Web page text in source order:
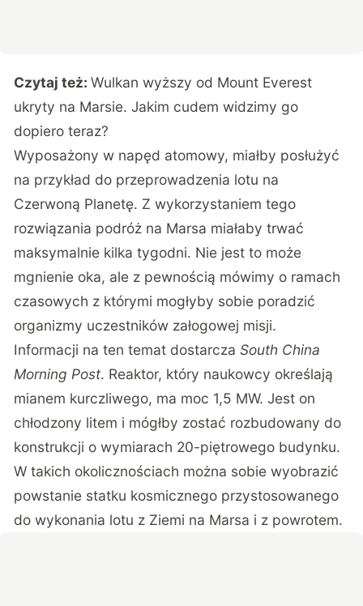
Czytaj też:Wulkan wyższy od Mount Everest
ukryty na Marsie. Jakim cudem widzimy go
dopiero teraz?
Wyposażony w napęd atomowy, miałby posłużyć
na przykład do przeprowadzenia lotu na
Czerwoną Planetę. Z wykorzystaniem tego
rozwiązania podróż na Marsa miałaby trwać
maksymalnie kilka tygodni. Nie jest to może
mgnienie oka, ale z pewnością mówimy o ramach
czasowych z którymi mogłyby sobie poradzić
organizmy uczestników załogowej misji.
Informacji na ten temat dostarcza South China
Morning Post. Reaktor, który naukowcy określają
mianem kurczliwego, ma moc 1,5 MW. Jest on
chłodzony litem i mógłby zostać rozbudowany do
konstrukcji o wymiarach 20-piętrowego budynku.
W takich okolicznościach można sobie wyobrazić
powstanie statku kosmicznego przystosowanego
do wykonania lotu z Ziemi na Marsa i z powrotem.